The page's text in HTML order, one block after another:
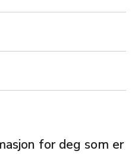
for deg som er